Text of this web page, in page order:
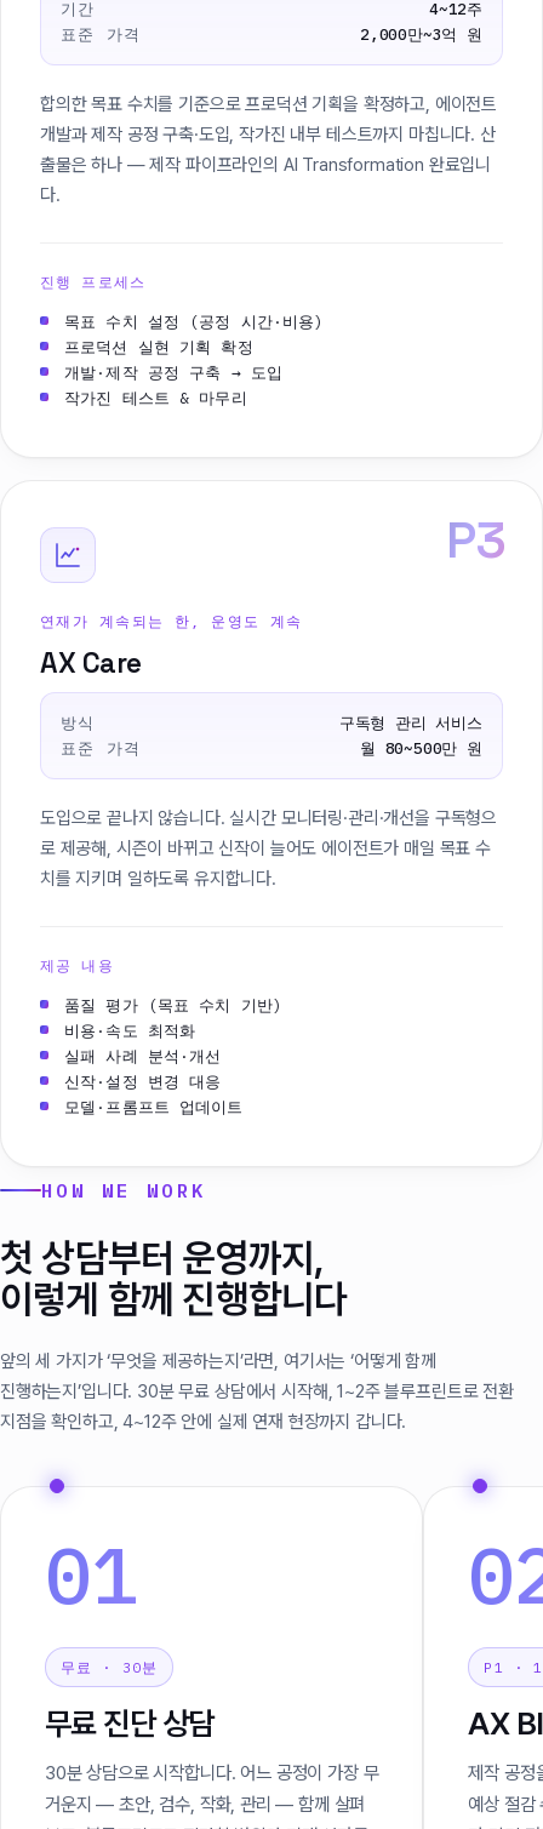
기간
4~12주
표준 가격
2,000만~3억 원
합의한 목표 수치를 기준으로 프로덕션 기획을 확정하고, 에이전트
개발과 제작 공정 구축·도입, 작가진 내부 테스트까지 마칩니다. 산
출물은 하나 — 제작 파이프라인의 AI Transformation 완료입니
다.
진행 프로세스
목표 수치 설정 (공정 시간·비용)
프로덕션 실현 기획 확정
개발·제작 공정 구축 → 도입
작가진 테스트 & 마무리
P3
연재가 계속되는 한, 운영도 계속
AX Care
방식
구독형 관리 서비스
표준 가격
월 80~500만 원
도입으로 끝나지 않습니다. 실시간 모니터링·관리·개선을 구독형으
로 제공해, 시즌이 바뀌고 신작이 늘어도 에이전트가 매일 목표 수
치를 지키며 일하도록 유지합니다.
제공 내용
품질 평가 (목표 수치 기반)
비용·속도 최적화
실패 사례 분석·개선
신작·설정 변경 대응
모델·프롬프트 업데이트
HOW WE WORK
첫 상담부터 운영까지,
이렇게 함께 진행합니다
앞의 세 가지가 ‘무엇을 제공하는지’라면, 여기서는 ‘어떻게 함께
진행하는지’입니다. 30분 무료 상담에서 시작해, 1~2주 블루프린트로 전환
지점을 확인하고, 4~12주 안에 실제 연재 현장까지 갑니다.
01
무료 · 30분
무료 진단 상담
30분 상담으로 시작합니다. 어느 공정이 가장 무
거운지 — 초안, 검수, 작화, 관리 — 함께 살펴
P1 ·
AX
제작 공정
예상 절감